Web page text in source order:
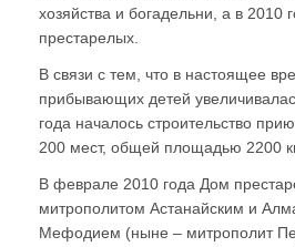
хозяйства и богадельни, а в 2010
престарелых.
В связи с тем, что в настоящее
прибывающих детей
года началось строительство
200 мест, общей площадью 2200
В феврале 2010 года Дом
митрополитом Астанайским и
Мефодием (ныне – митрополит